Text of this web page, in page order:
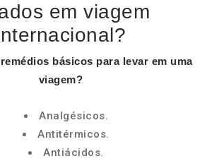
em viagem
remédios básicos para levar em uma
viagem?
Analgésicos.
Antitérmicos.
Antiácidos.